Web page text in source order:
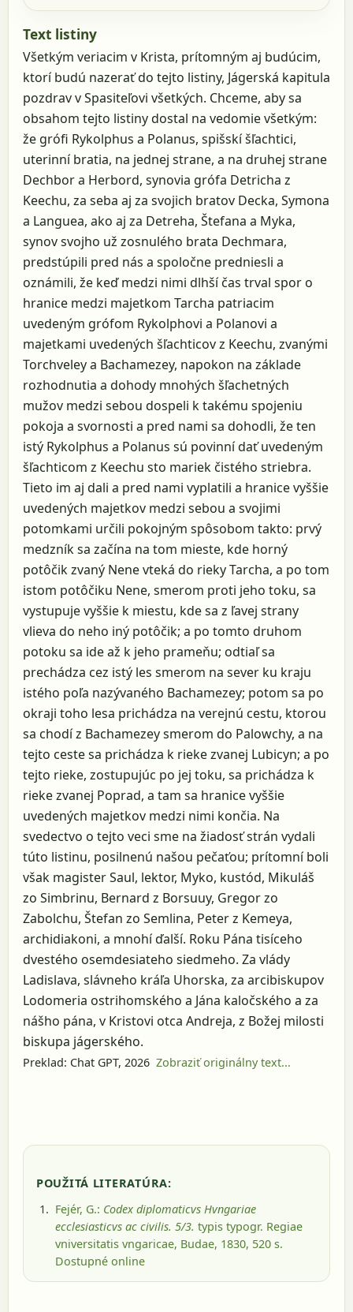
Text listiny
Všetkým veriacim v Krista, prítomným aj budúcim,
ktorí budú nazerať do tejto listiny, Jágerská kapitula
pozdrav v Spasiteľovi všetkých. Chceme, aby sa
obsahom tejto listiny dostal na vedomie všetkým:
že grófi Rykolphus a Polanus, spišskí šľachtici,
uterinní bratia, na jednej strane, a na druhej strane
Dechbor a Herbord, synovia grófa Detricha z
Keechu, za seba aj za svojich bratov Decka, Symona
a Languea, ako aj za Detreha, Štefana a Myka,
synov svojho už zosnulého brata Dechmara,
predstúpili pred nás a spoločne predniesli a
oznámili, že keď medzi nimi dlhší čas trval spor o
hranice medzi majetkom Tarcha patriacim
uvedeným grófom Rykolphovi a Polanovi a
majetkami uvedených šľachticov z Keechu, zvanými
Torchveley a Bachamezey, napokon na základe
rozhodnutia a dohody mnohých šľachetných
mužov medzi sebou dospeli k takému spojeniu
pokoja a svornosti a pred nami sa dohodli, že ten
istý Rykolphus a Polanus sú povinní dať uvedeným
šľachticom z Keechu sto mariek čistého striebra.
Tieto im aj dali a pred nami vyplatili a hranice vyššie
uvedených majetkov medzi sebou a svojimi
potomkami určili pokojným spôsobom takto: prvý
medzník sa začína na tom mieste, kde horný
potôčik zvaný Nene vteká do rieky Tarcha, a po tom
istom potôčiku Nene, smerom proti jeho toku, sa
vystupuje vyššie k miestu, kde sa z ľavej strany
vlieva do neho iný potôčik; a po tomto druhom
potoku sa ide až k jeho prameňu; odtiaľ sa
prechádza cez istý les smerom na sever ku kraju
istého poľa nazývaného Bachamezey; potom sa po
okraji toho lesa prichádza na verejnú cestu, ktorou
sa chodí z Bachamezey smerom do Palowchy, a na
tejto ceste sa prichádza k rieke zvanej Lubicyn; a po
tejto rieke, zostupujúc po jej toku, sa prichádza k
rieke zvanej Poprad, a tam sa hranice vyššie
uvedených majetkov medzi nimi končia. Na
svedectvo o tejto veci sme na žiadosť strán vydali
túto listinu, posilnenú našou pečaťou; prítomní boli
však magister Saul, lektor, Myko, kustód, Mikuláš
zo Simbrinu, Bernard z Borsuuy, Gregor zo
Zabolchu, Štefan zo Semlina, Peter z Kemeya,
archidiakoni, a mnohí ďalší. Roku Pána tisíceho
dvestého osemdesiateho siedmeho. Za vlády
Ladislava, slávneho kráľa Uhorska, za arcibiskupov
Lodomeria ostrihomského a Jána kaločského a za
nášho pána, v Kristovi otca Andreja, z Božej milosti
biskupa jágerského.
Preklad: Chat GPT, 2026 Zobraziť originálny text...
POUŽITÁ LITERATÚRA:
Fejér, G.: Codex diplomaticvs Hvngariae
ecclesiasticvs ac civilis. 5/3. typis typogr. Regiae
vniversitatis vngaricae, Budae, 1830, 520 s.
Dostupné online